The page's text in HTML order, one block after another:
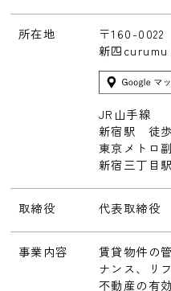
所在地
〒160-
新四curumu
JR山手線
新宿駅 徒
東京メトロ
新宿三丁目
取締役 代表取締役
事業内容
賃貸物件の
ナンス、リ
不動産の有